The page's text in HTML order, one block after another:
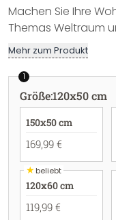
Machen Sie Ihre
Themas Weltraum
Mehr zum Produkt
1
Größe:120x50 cm
150x50 cm
169,99 €
★beliebt
120x60 cm
119,99 €